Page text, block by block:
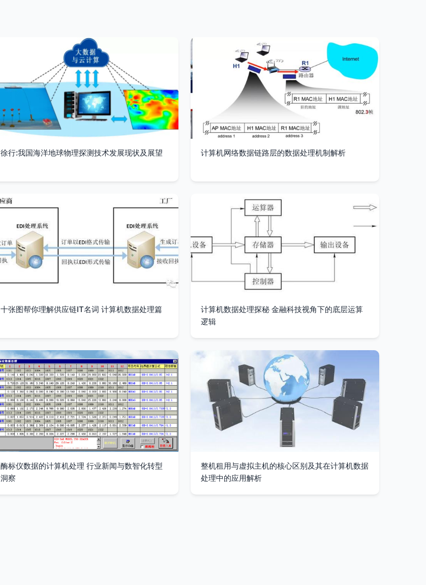
徐行:我国海洋地球物理探测技术发展现状及展望 计算机网络数据链路层的数据处理机制解析
十张图帮你理解供应链IT名词 计算机数据处理篇
计算机数据处理探秘 金融科技视角下的底层运算
逻辑
酶标仪数据的计算机处理 行业新闻与数智化转型
洞察
整机租用与虚拟主机的核心区别及其在计算机数据
处理中的应用解析